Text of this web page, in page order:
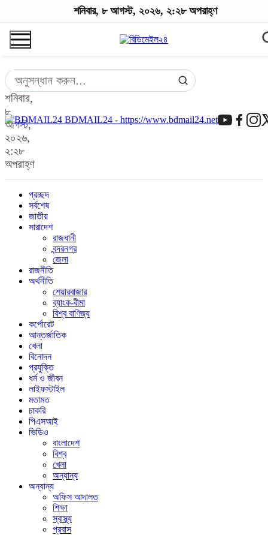
শনিবার,
৮
আগস্ট,
২০২৬,
২:২৮
অপরাহ্ণ
BDMAIL24 - https://www.bdmail24.net
প্রচ্ছদ
সর্বশেষ
জাতীয়
সারাদেশ
রাজধানী
বন্দরনগর
জেলা
রাজনীতি
অর্থনীতি
শেয়ারবাজার
ব্যাংক-বীমা
বিশ্ব বাণিজ্য
কর্পোরেট
আন্তর্জাতিক
খেলা
বিনোদন
প্রযুক্তি
ধর্ম ও জীবন
লাইফস্টাইল
মতামত
চাকরি
পিএসআই
ভিডিও
বাংলাদেশ
বিশ্ব
খেলা
অন্যান্য
অন্যান্য
অফিস আদালত
শিক্ষা
স্বাস্থ্য
প্রবাস
শনিবার, ৮ আগস্ট, ২০২৬, ২:২৮ অপরাহ্ণ